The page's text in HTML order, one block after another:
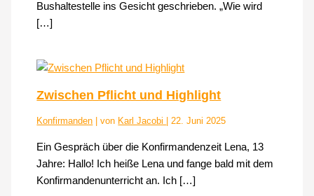
Bushaltestelle ins Gesicht geschrieben. „Wie wird
[…]
Zwischen Pflicht und Highlight
Konfirmanden | von Karl Jacobi |22. Juni 2025
Ein Gespräch über die Konfirmandenzeit Lena, 13
Jahre: Hallo! Ich heiße Lena und fange bald mit dem
Konfirmandenunterricht an. Ich […]